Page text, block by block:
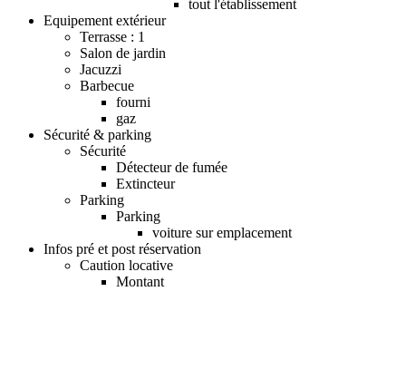
tout l'établissement
Equipement extérieur
Terrasse : 1
Salon de jardin
Jacuzzi
Barbecue
fourni
gaz
Sécurité & parking
Sécurité
Détecteur de fumée
Extincteur
Parking
Parking
voiture sur emplacement
Infos pré et post réservation
Caution locative
Montant